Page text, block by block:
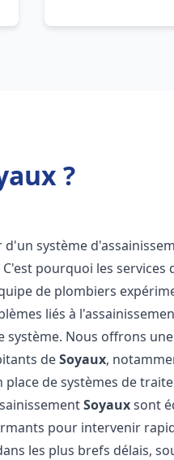
?
d'un système
pourquoi les services
de plombiers
liés à
Nous offrons
deSoyaux,
de systèmes de
Soyauxsont
pour intervenir
les plus brefs délais,